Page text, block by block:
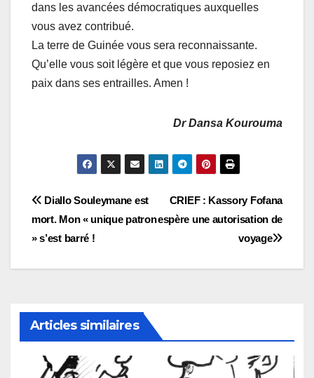
dans les avancées démocratiques auxquelles
vous avez contribué.
La terre de Guinée vous sera reconnaissante.
Qu’elle vous soit légère et que vous reposiez en
paix dans ses entrailles. Amen !
Dr Dansa Kourouma
Navigation
de
l’article
CRIEF : Kassory Fofana
espère une autorisation de
voyage
Diallo Souleymane est
mort. Mon « unique patron
» s’est barré !
Articles similaires